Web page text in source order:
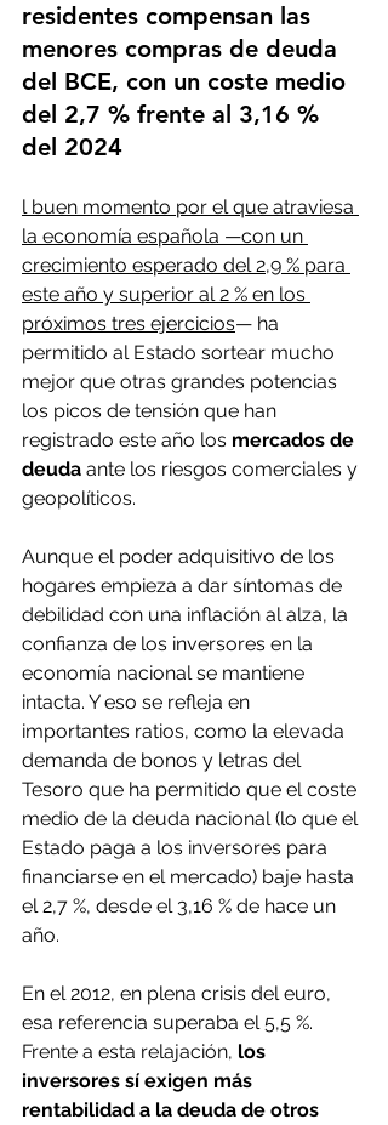
residentes compensan las
menores compras de deuda
del BCE, con un coste medio
del 2,7 % frente al 3,16 %
del 2024
l buen momento por el que atraviesa
la economía española —con un
crecimiento esperado del 2,9 % para
este año y superior al 2 % en los
próximos tres ejercicios— ha
permitido al Estado sortear mucho
mejor que otras grandes potencias
los picos de tensión que han
registrado este año los mercados de
deuda ante los riesgos comerciales y
geopolíticos.
Aunque el poder adquisitivo de los
hogares empieza a dar síntomas de
debilidad con una inflación al alza, la
confianza de los inversores en la
economía nacional se mantiene
intacta. Y eso se refleja en
importantes ratios, como la elevada
demanda de bonos y letras del
Tesoro que ha permitido que el coste
medio de la deuda nacional (lo que el
Estado paga a los inversores para
financiarse en el mercado) baje hasta
el 2,7 %, desde el 3,16 % de hace un
año.
En el 2012, en plena crisis del euro,
esa referencia superaba el 5,5 %.
Frente a esta relajación, los
inversores sí exigen más
rentabilidad a la deuda de otros